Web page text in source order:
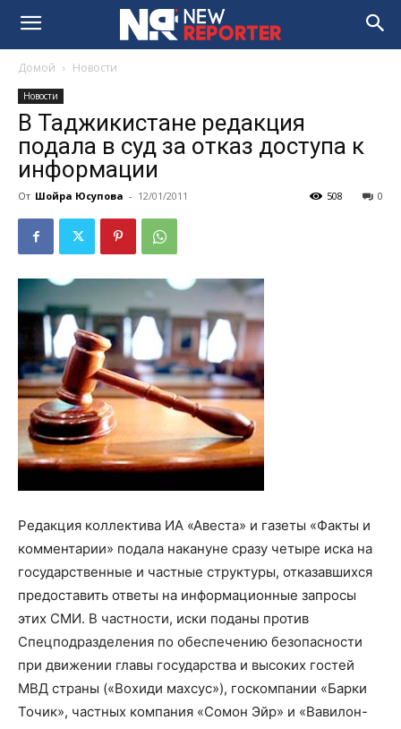
Домой Новости
Новости
В Таджикистане редакция
подала в суд за отказ доступа к
информации
От Шойра Юсупова - 12/01/2011 0
508
Редакция коллектива ИА «Авеста» и газеты «Факты и
комментарии» подала накануне сразу четыре иска на
государственные и частные структуры, отказавшихся
предоставить ответы на информационные запросы
этих СМИ. В частности, иски поданы против
Спецподразделения по обеспечению безопасности
при движении главы государства и высоких гостей
МВД страны («Вохиди махсус»), госкомпании «Барки
Точик», частных компания «Сомон Эйр» и «Вавилон-